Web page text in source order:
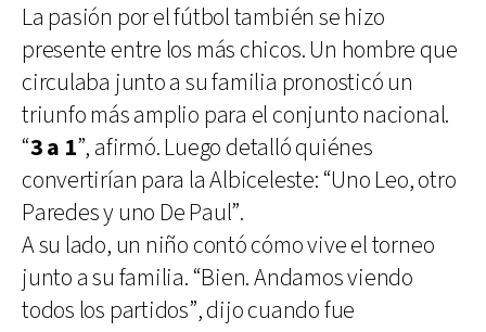
La pasión por el fútbol también se hizo
presente entre los más chicos. Un hombre que
circulaba junto a su familia pronosticó un
triunfo más amplio para el conjunto nacional.
“3 a 1”, afirmó. Luego detalló quiénes
convertirían para la Albiceleste: “Uno Leo, otro
Paredes y uno De Paul”.
A su lado, un niño contó cómo vive el torneo
junto a su familia. “Bien. Andamos viendo
todos los partidos”, dijo cuando fue